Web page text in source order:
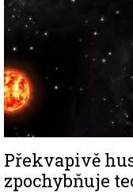
Překvapivě
zpochybňuje